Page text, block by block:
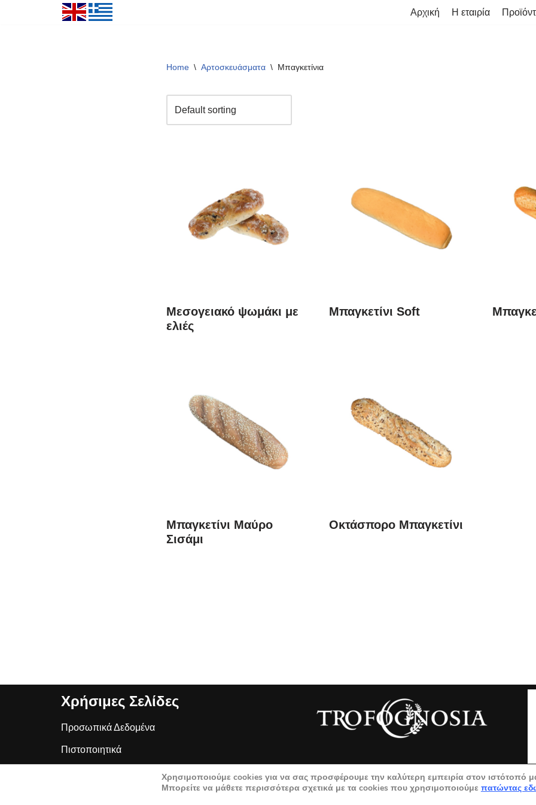
Αρχική Η εταιρία
Home \ Αρτοσκευάσματα \ Μπαγκετίνια
Μεσογειακό ψωμάκι με
ελιές
Μπαγκετίνι Soft
Μπαγκετίνι Μαύρο
Σισάμι
Οκτάσπορο Μπαγκετίνι
Χρήσιμες Σελίδες
Προσωπικά Δεδομένα
Πιστοποιητικά
ΠΟΛΙΤΙΚΗ ΑΣΦΑΛΕΙΑΣ ΤΡΟΦΙΜΩΝΧρησιμοποιούμε cookies για να σας προσφέρουμε την καλύτερη εμπειρία στον ιστότοπό
Μπορείτε να μάθετε περισσότερα σχετικά με τα cookies που χρησιμοποιούμε πατώντας